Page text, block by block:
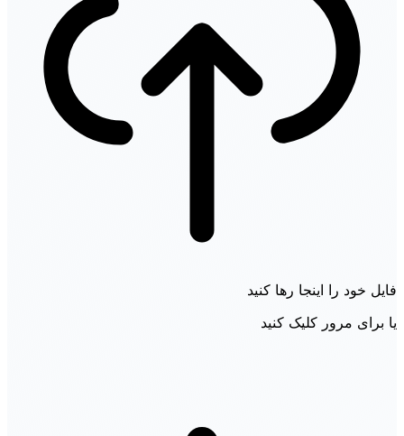
فایل خود را اینجا رها کنید
یا برای مرور کلیک کنید